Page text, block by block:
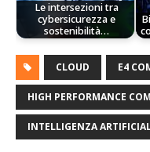
Le intersezioni tra
cybersicurezza e
sostenibilità…
CLOUD E4
HIGH PERFORMANCE
INTELLIGENZA